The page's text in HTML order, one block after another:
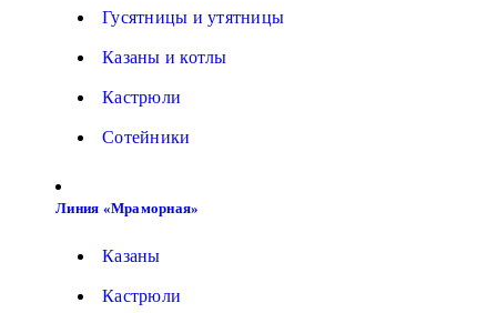
Гусятницы и утятницы
Казаны и котлы
Кастрюли
Сотейники
Линия «Мраморная»
Казаны
Кастрюли